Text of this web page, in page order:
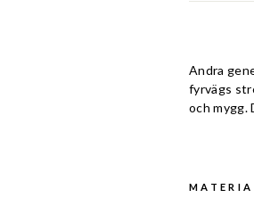
Andra
fyrvägs
och mygg.